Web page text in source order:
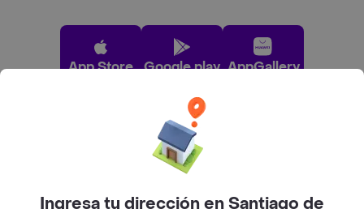
App Store Google play AppGallery
Pide tu comida favorita cerca de ti
Categorías
Ingresa tu dirección en Santiago de